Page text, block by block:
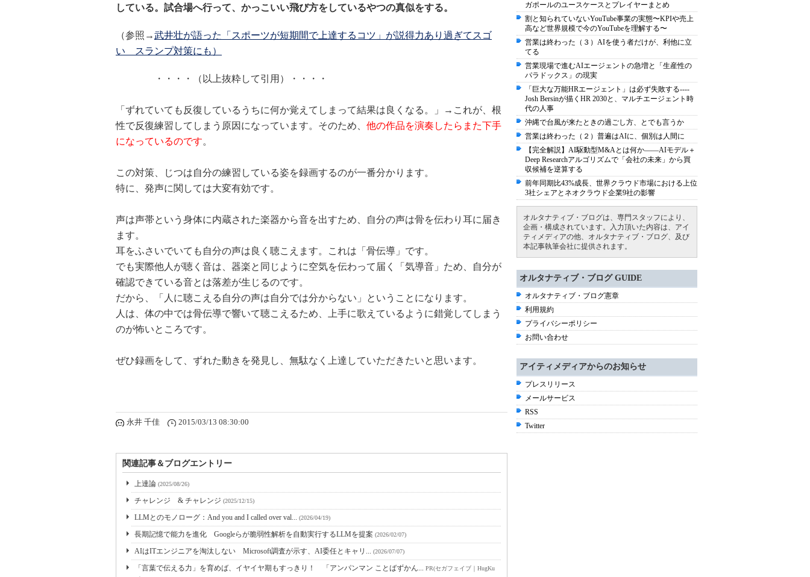
している。試合場へ行って、かっこいい飛び方をしているやつの真似をする。
（参照→武井壮が語った「スポーツが短期間で上達するコツ」が説得力あり過ぎてスゴ
い スランプ対策にも）
・・・・（以上抜粋して引用）・・・・
「ずれていても反復しているうちに何か覚えてしまって結果は良くなる。」→これが、根
性で反復練習してしまう原因になっています。そのため、 他の作品を演奏したらまた下手
になっているのです。
この対策、じつは自分の練習している姿を録画するのが一番分かります。
特に、発声に関しては大変有効です。
声は声帯という身体に内蔵された楽器から音を出すため、自分の声は骨を伝わり耳に届き
ます。
耳をふさいでいても自分の声は良く聴こえます。これは「骨伝導」です。
でも実際他人が聴く音は、器楽と同じように空気を伝わって届く「気導音」ため、自分が
確認できている音とは落差が生じるのです。
だから、「人に聴こえる自分の声は自分では分からない」ということになります。
人は、体の中では骨伝導で響いて聴こえるため、上手に歌えているように錯覚してしまう
のが怖いところです。
ぜひ録画をして、ずれた動きを発見し、無駄なく上達していただきたいと思います。
永井 千佳 2015/03/13 08:30:00
関連記事＆ブログエントリー
上達論 (2025/08/26)
チャレンジ & チャレンジ (2025/12/15)
LLMとのモノローグ：And you and I called over val... (2026/04/19)
長期記憶で能力を進化 Googleらが脆弱性解析を自動実行するLLMを提案 (2026/02/07)
AIはITエンジニアを淘汰しない Microsoft調査が示す、AI委任とキャリ... (2026/07/07)
「言葉で伝える力」を育めば、イヤイヤ期もすっきり！ 「アンパンマン ことばずかん... PR(セガフェイブ｜HugKu
ガポールのユースケースとプレイヤーまとめ
割と知られていないYouTube事業の実態〜KPIや売上
高など世界規模で今のYouTubeを理解する〜
営業は終わった（３）AIを使う者だけが、利他に立
てる
営業現場で進むAIエージェントの急増と「生産性の
パラドックス」の現実
「巨大な万能HRエージェント」は必ず失敗する----
Josh Bersinが描くHR 2030と、マルチエージェント時
代の人事
沖縄で台風が来たときの過ごし方、とでも言うか
営業は終わった（２）普遍はAIに、個別は人間に
【完全解説】AI駆動型M&Aとは何か――AIモデル＋
Deep Researchアルゴリズムで「会社の未来」から買
収候補を逆算する
前年同期比43%成長、世界クラウド市場における上位
3社シェアとネオクラウド企業9社の影響
オルタナティブ・ブログは、専門スタッフにより、
企画・構成されています。入力頂いた内容は、アイ
ティメディアの他、オルタナティブ・ブログ、及び
本記事執筆会社に提供されます。
オルタナティブ・ブログ GUIDE
オルタナティブ・ブログ憲章
利用規約
プライバシーポリシー
お問い合わせ
アイティメディアからのお知らせ
プレスリリース
メールサービス
RSS
Twitter